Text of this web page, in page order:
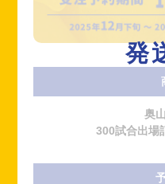
奥
300試合出場
発